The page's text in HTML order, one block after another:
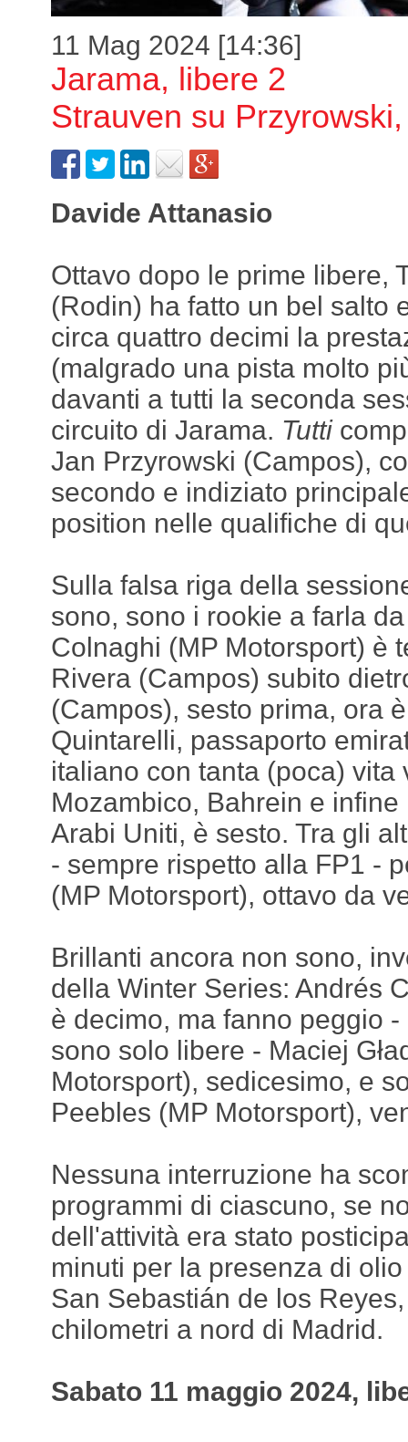
11 Mag 2024 [14:36]
Jarama, libere 2
Strauven su
Davide Attanasio
Ottavo dopo le prime libere,
(Rodin) ha fatto un bel salto
circa quattro decimi la
(malgrado una pista molto
davanti a tutti la seconda
circuito di Jarama. Tutti
Jan Przyrowski (Campos),
secondo e indiziato
position nelle qualifiche di
Sulla falsa riga della
sono, sono i rookie a farla
Colnaghi (MP Motorsport) è
Rivera (Campos) subito
(Campos), sesto prima, ora
Quintarelli, passaporto
italiano con tanta (poca) vita
Mozambico, Bahrein e
Arabi Uniti, è sesto. Tra gli
- sempre rispetto alla FP1 -
(MP Motorsport), ottavo da
Brillanti ancora non sono,
della Winter Series: Andrés
è decimo, ma fanno peggio
sono solo libere - Maciej
Motorsport), sedicesimo, e
Peebles (MP Motorsport),
Nessuna interruzione ha
programmi di ciascuno, se
dell'attività era stato
minuti per la presenza di
San Sebastián de los
chilometri a nord di Madrid.
Sabato 11 maggio 2024,